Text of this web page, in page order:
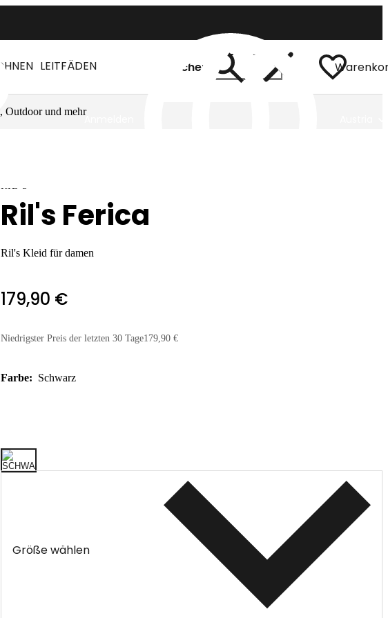
Anmelden
LEITFÄDEN Suchen
Outdoor und mehr
RIL'S
Ril's Ferica
Ril's Kleid für damen
179,90 €
Niedrigster Preis der letzten 30 Tage179,90 €
Farbe: Schwarz
Größe wählen